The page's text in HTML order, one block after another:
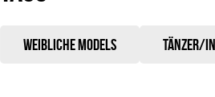
Weibliche Models tänzer/